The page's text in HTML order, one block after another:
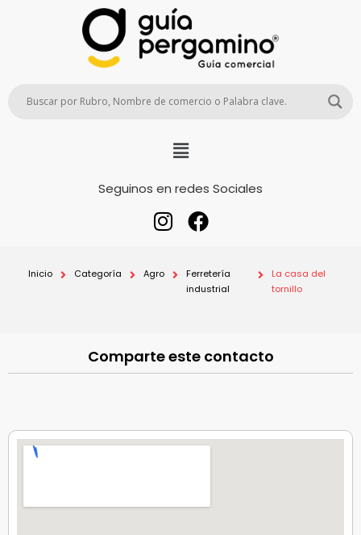
Seguinos en redes Sociales
Inicio Categoría Agro
Ferretería
industrial
La casa del
tornillo
Comparte este contacto